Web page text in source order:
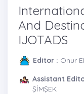
And
IJOTADS
Editor : Onur
Assistant
ŞİMŞEK